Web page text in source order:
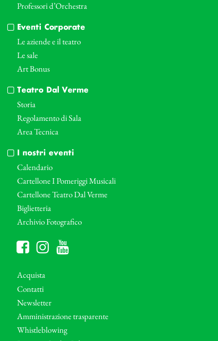
Professori d’Orchestra
Eventi Corporate
Le aziende e il teatro
Le sale
Art Bonus
Teatro Dal Verme
Storia
Regolamento di Sala
Area Tecnica
I nostri eventi
Calendario
Cartellone I Pomeriggi Musicali
Cartellone Teatro Dal Verme
Biglietteria
Archivio Fotografico
Acquista
Contatti
Newsletter
Amministrazione trasparente
Whistleblowing